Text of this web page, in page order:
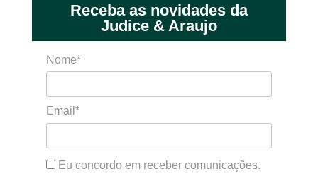
Receba as novidades da
Judice & Araujo
Nome*
Email*
Eu concordo em receber comunicações.